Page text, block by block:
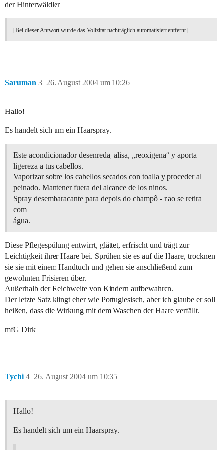
der Hinterwäldler
[Bei dieser Antwort wurde das Vollzitat nachträglich automatisiert entfernt]
Saruman 26. August 2004 um 10:26
3
Hallo!
Es handelt sich um ein Haarspray.
Este acondicionador desenreda, alisa, „reoxigena“ y aporta
ligereza a tus cabellos.
Vaporizar sobre los cabellos secados con toalla y proceder al
peinado. Mantener fuera del alcance de los ninos.
Spray desembaracante para depois do champô - nao se retira
com
água.
Diese Pflegespülung entwirrt, glättet, erfrischt und trägt zur
Leichtigkeit ihrer Haare bei. Sprühen sie es auf die Haare, trocknen
sie sie mit einem Handtuch und gehen sie anschließend zum
gewohnten Frisieren über.
Außerhalb der Reichweite von Kindern aufbewahren.
Der letzte Satz klingt eher wie Portugiesisch, aber ich glaube er soll
heißen, dass die Wirkung mit dem Waschen der Haare verfällt.
mfG Dirk
Tychi 26. August 2004 um 10:35
4
Hallo!
Es handelt sich um ein Haarspray.